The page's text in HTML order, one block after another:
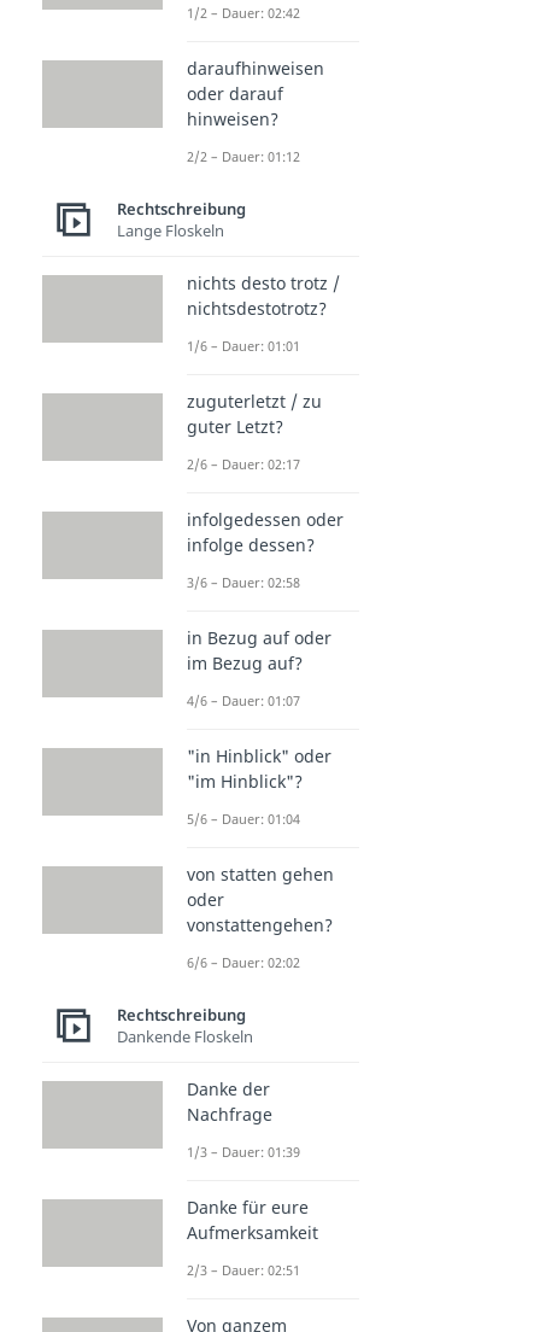
1/2 – Dauer: 02:42
daraufhinweisen
oder darauf
hinweisen?
2/2 – Dauer: 01:12
Rechtschreibung
Lange Floskeln
nichts desto trotz /
nichtsdestotrotz?
1/6 – Dauer: 01:01
zuguterletzt / zu
guter Letzt?
2/6 – Dauer: 02:17
infolgedessen oder
infolge dessen?
3/6 – Dauer: 02:58
in Bezug auf oder
im Bezug auf?
4/6 – Dauer: 01:07
"in Hinblick" oder
"im Hinblick"?
5/6 – Dauer: 01:04
von statten gehen
oder
vonstattengehen?
6/6 – Dauer: 02:02
Rechtschreibung
Dankende Floskeln
Danke der
Nachfrage
1/3 – Dauer: 01:39
Danke für eure
Aufmerksamkeit
2/3 – Dauer: 02:51
Von ganzem